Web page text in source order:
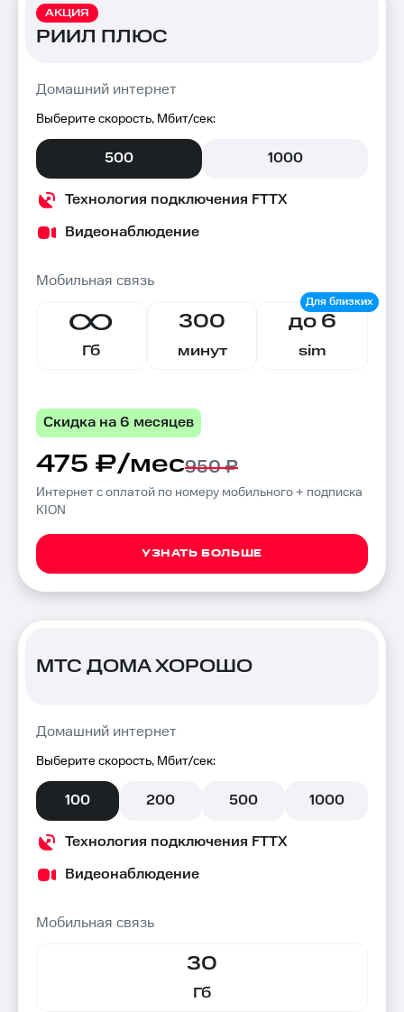
АКЦИЯ
РИИЛ ПЛЮС
Домашний интернет
Выберите скорость, Мбит/сек:
500 1000
Технология подключения FTTX
Видеонаблюдение
Мобильная связь
Гб
300
минут
до 6
sim
Скидка на 6 месяцев
475 ₽/мес950 ₽
Интернет с оплатой по номеру мобильного + подписка
KION
УЗНАТЬ БОЛЬШЕ
МТС ДОМА ХОРОШО
Домашний интернет
Выберите скорость, Мбит/сек:
100 200 500 1000
Технология подключения FTTX
Видеонаблюдение
Мобильная связь
30
Гб